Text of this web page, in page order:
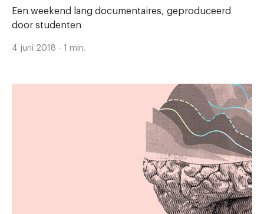
Een weekend lang documentaires, geproduceerd
door studenten
4 juni 2018 - 1 min.